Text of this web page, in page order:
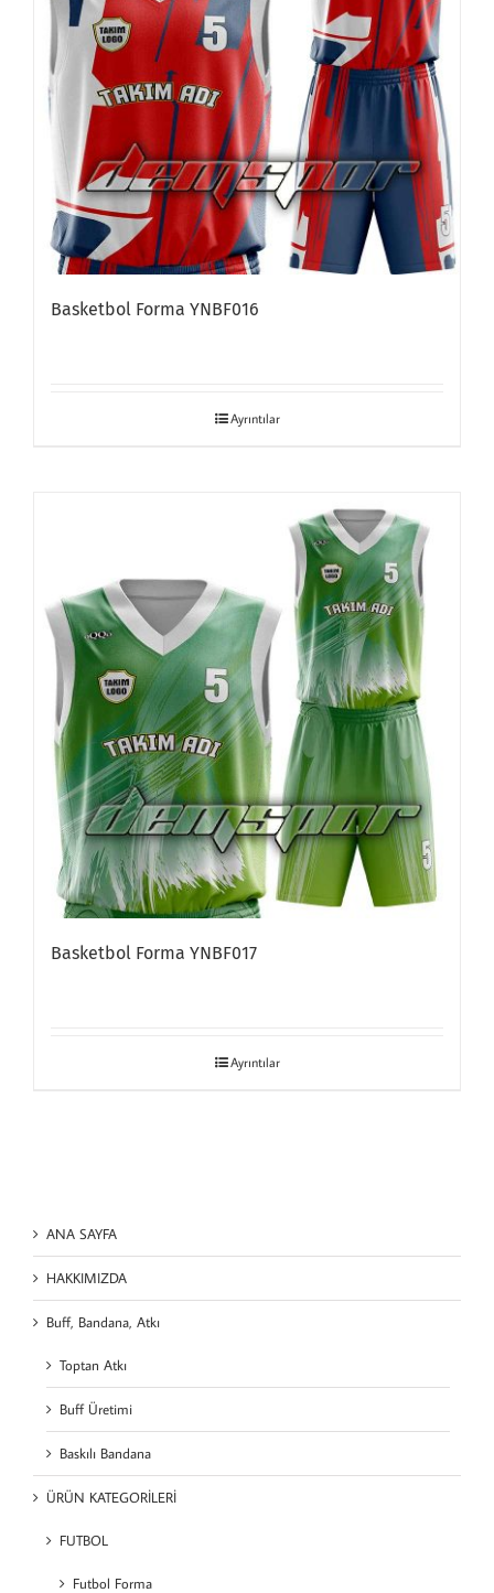
Basketbol Forma YNBF016
Ayrıntılar
Basketbol Forma YNBF017
Ayrıntılar
ANA SAYFA
HAKKIMIZDA
Buff, Bandana, Atkı
Toptan Atkı
Buff Üretimi
Baskılı Bandana
ÜRÜN KATEGORİLERİ
FUTBOL
Futbol Forma